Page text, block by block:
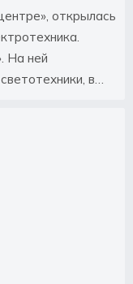
открылась
На ней
в